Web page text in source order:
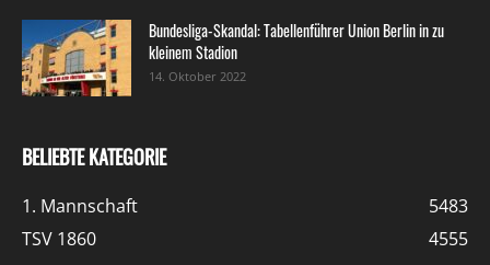
Bundesliga-Skandal: Tabellenführer Union Berlin in zu
kleinem Stadion
14. Oktober 2022
BELIEBTE KATEGORIE
1. Mannschaft
5483
TSV 1860
4555